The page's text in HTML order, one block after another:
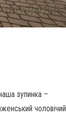
зупинка –
чоловічий